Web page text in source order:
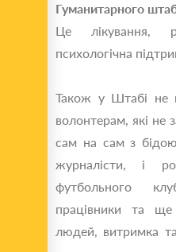
Гуманитарного
Це лікування,
психологічна
Також у Штабі не
волонтерам, які не
сам на сам з
журналісти, і
футбольного
працівники та ще
людей, витримка